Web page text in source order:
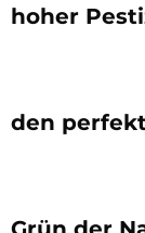
hoher
den